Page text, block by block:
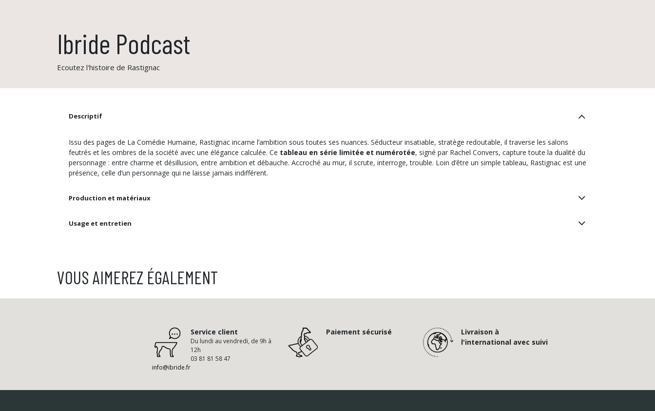
Ibride Podcast
Ecoutez l'histoire de Rastignac
Descriptif
Issu des pages de La Comédie Humaine, Rastignac incarne l’ambition sous toutes ses nuances. Séducteur insatiable, stratège redoutable, il traverse les salons
feutrés et les ombres de la société avec une élégance calculée. Ce tableau en série limitée et numérotée, signé par Rachel Convers, capture toute la dualité du
personnage : entre charme et désillusion, entre ambition et débauche. Accroché au mur, il scrute, interroge, trouble. Loin d’être un simple tableau, Rastignac est une
Production et matériaux
Usage et entretien
VOUS AIMEREZ ÉGALEMENT
Livraison à
l'international avec suivi
Paiement sécurisé
Service client
Du lundi au vendredi, de 9h à
12h
03 81 81 58 47
info@ibride.fr